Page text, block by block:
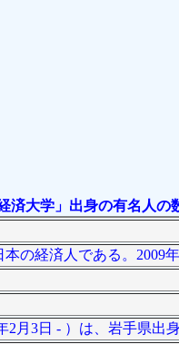
済大学」出身の有名人の
の経済人である。2009
2月3日 - ）は、岩手県